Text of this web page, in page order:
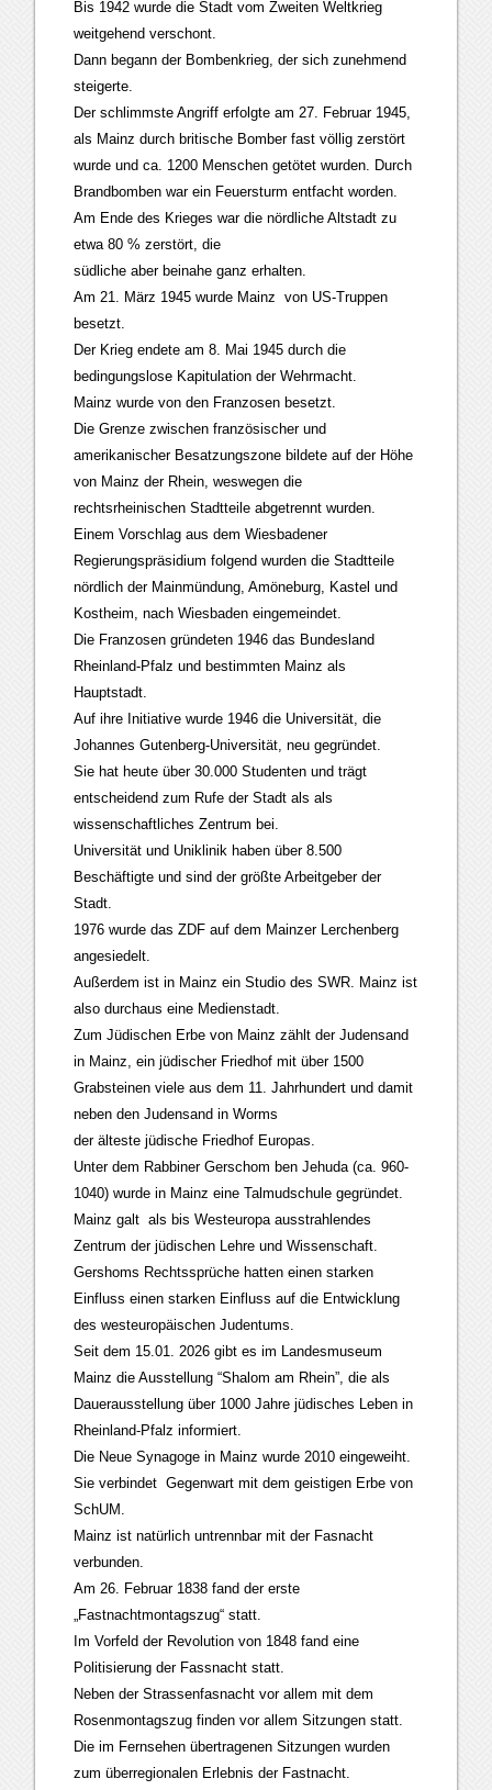
Bis 1942 wurde die Stadt vom Zweiten Weltkrieg
weitgehend verschont.
Dann begann der Bombenkrieg, der sich zunehmend
steigerte.
Der schlimmste Angriff erfolgte am 27. Februar 1945,
als Mainz durch britische Bomber fast völlig zerstört
wurde und ca. 1200 Menschen getötet wurden. Durch
Brandbomben war ein Feuersturm entfacht worden.
Am Ende des Krieges war die nördliche Altstadt zu
etwa 80 % zerstört, die
südliche aber beinahe ganz erhalten.
Am 21. März 1945 wurde Mainz von US-Truppen
besetzt.
Der Krieg endete am 8. Mai 1945 durch die
bedingungslose Kapitulation der Wehrmacht.
Mainz wurde von den Franzosen besetzt.
Die Grenze zwischen französischer und
amerikanischer Besatzungszone bildete auf der Höhe
von Mainz der Rhein, weswegen die
rechtsrheinischen Stadtteile abgetrennt wurden.
Einem Vorschlag aus dem Wiesbadener
Regierungspräsidium folgend wurden die Stadtteile
nördlich der Mainmündung, Amöneburg, Kastel und
Kostheim, nach Wiesbaden eingemeindet.
Die Franzosen gründeten 1946 das Bundesland
Rheinland-Pfalz und bestimmten Mainz als
Hauptstadt.
Auf ihre Initiative wurde 1946 die Universität, die
Johannes Gutenberg-Universität, neu gegründet.
Sie hat heute über 30.000 Studenten und trägt
entscheidend zum Rufe der Stadt als als
wissenschaftliches Zentrum bei.
Universität und Uniklinik haben über 8.500
Beschäftigte und sind der größte Arbeitgeber der
Stadt.
1976 wurde das ZDF auf dem Mainzer Lerchenberg
angesiedelt.
Außerdem ist in Mainz ein Studio des SWR. Mainz ist
also durchaus eine Medienstadt.
Zum Jüdischen Erbe von Mainz zählt der Judensand
in Mainz, ein jüdischer Friedhof mit über 1500
Grabsteinen viele aus dem 11. Jahrhundert und damit
neben den Judensand in Worms
der älteste jüdische Friedhof Europas.
Unter dem Rabbiner Gerschom ben Jehuda (ca. 960-
1040) wurde in Mainz eine Talmudschule gegründet.
Mainz galt als bis Westeuropa ausstrahlendes
Zentrum der jüdischen Lehre und Wissenschaft.
Gershoms Rechtssprüche hatten einen starken
Einfluss einen starken Einfluss auf die Entwicklung
des westeuropäischen Judentums.
Seit dem 15.01. 2026 gibt es im Landesmuseum
Mainz die Ausstellung “Shalom am Rhein”, die als
Dauerausstellung über 1000 Jahre jüdisches Leben in
Rheinland-Pfalz informiert.
Die Neue Synagoge in Mainz wurde 2010 eingeweiht.
Sie verbindet Gegenwart mit dem geistigen Erbe von
SchUM.
Mainz ist natürlich untrennbar mit der Fasnacht
verbunden.
Am 26. Februar 1838 fand der erste
„Fastnachtmontagszug“ statt.
Im Vorfeld der Revolution von 1848 fand eine
Politisierung der Fassnacht statt.
Neben der Strassenfasnacht vor allem mit dem
Rosenmontagszug finden vor allem Sitzungen statt.
Die im Fernsehen übertragenen Sitzungen wurden
zum überregionalen Erlebnis der Fastnacht.